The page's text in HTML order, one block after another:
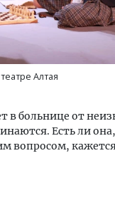
Алтая
в больнице от
Есть ли
вопросом,